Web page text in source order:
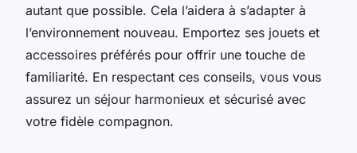
autant que possible. Cela l’aidera à s’adapter à
l’environnement nouveau. Emportez ses jouets et
accessoires préférés pour offrir une touche de
familiarité. En respectant ces conseils, vous vous
assurez un séjour harmonieux et sécurisé avec
votre fidèle compagnon.